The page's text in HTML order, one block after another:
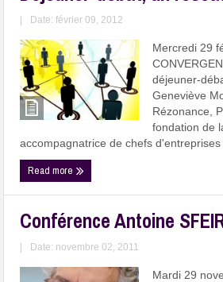
Date: février 09, 2012
Mercredi 29
déjeuner-
Geneviève
Rézonance,
fondation de
accompagnatrice de chefs d'entreprises
Read more
Conférence Antoine
Date: novembre 02, 2011
Mardi 29